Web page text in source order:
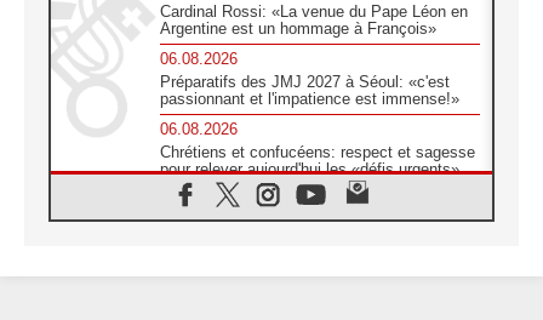
Cardinal Rossi: «La venue du Pape Léon en
Argentine est un hommage à François»
06.08.2026
Préparatifs des JMJ 2027 à Séoul: «c'est
passionnant et l'impatience est immense!»
06.08.2026
Chrétiens et confucéens: respect et sagesse
pour relever aujourd'hui les «défis urgents»
06.08.2026
À Sainte-Marie-Majeure, la grâce de Dieu